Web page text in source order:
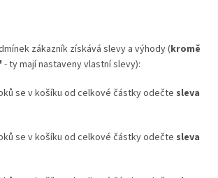
zákazník získává slevy a výhody (kromě
- ty mají nastaveny vlastní slevy):
se v košíku od celkové částky odečte sleva
se v košíku od celkové částky odečte sleva